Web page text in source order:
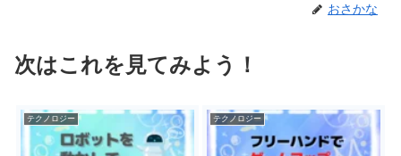
おさかな
次はこれを見てみよう！
テクノロジー テクノロジー